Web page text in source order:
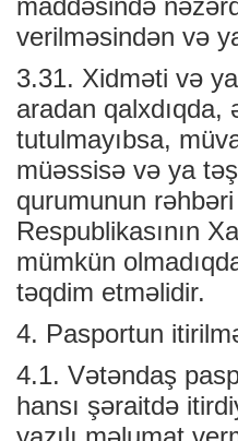
maddəsində
verilməsindən və
3.31. Xidməti və
aradan
tutulmayıbsa,
müəssisə və ya
qurumunun
Respublikasının
mümkün
təqdim etməlidir.
4. Pasportun
4.1. Vətəndaş
hansı şəraitdə